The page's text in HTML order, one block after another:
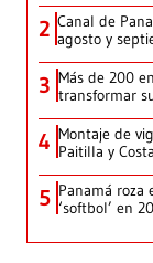
2 Canal de
agosto y
3 Más de 200
transformar
4 Montaje de
Paitilla y
5 Panamá roza
‘softbol’ en